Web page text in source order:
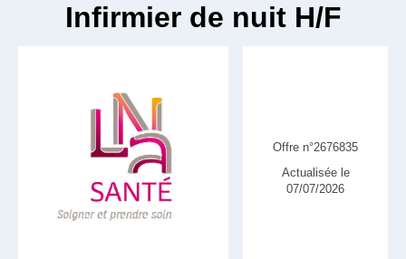
Infirmier de nuit H/F
Offre n°2676835
Actualisée le
07/07/2026